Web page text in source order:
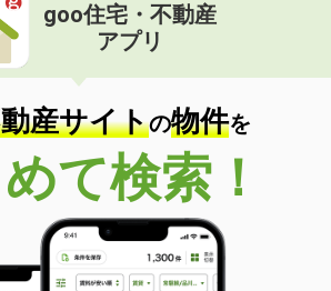
goo住宅・不動産
アプリ
産サイトの物件を
て検索！